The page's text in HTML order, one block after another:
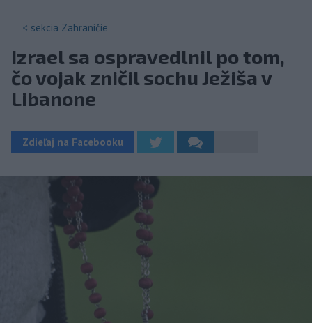
< sekcia Zahraničie
Izrael sa ospravedlnil po tom,
čo vojak zničil sochu Ježiša v
Libanone
Zdieľaj na Facebooku